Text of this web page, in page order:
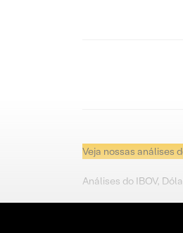
Veja nossas análises
Análises do IBOV,